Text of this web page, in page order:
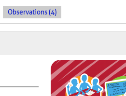
Observations (4)